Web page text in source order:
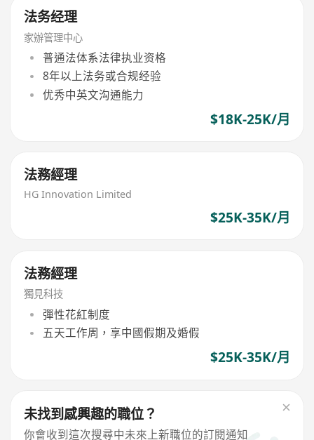
法务经理
家辦管理中心
普通法体系法律执业资格
8年以上法务或合规经验
优秀中英文沟通能力
$18K-25K/月
法務經理
HG Innovation Limited
$25K-35K/月
法務經理
獨見科技
彈性花紅制度
五天工作周，享中國假期及婚假
$25K-35K/月
未找到感興趣的職位？
你會收到這次搜尋中未來上新職位的訂閱通知